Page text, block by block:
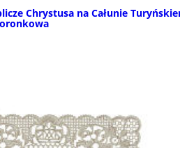
Chrystusa na Całunie